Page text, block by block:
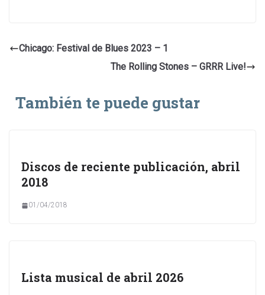
Chicago: Festival de Blues 2023 – 1
The Rolling Stones – GRRR Live!
También te puede gustar
Discos de reciente publicación, abril
2018
01/04/2018
Lista musical de abril 2026